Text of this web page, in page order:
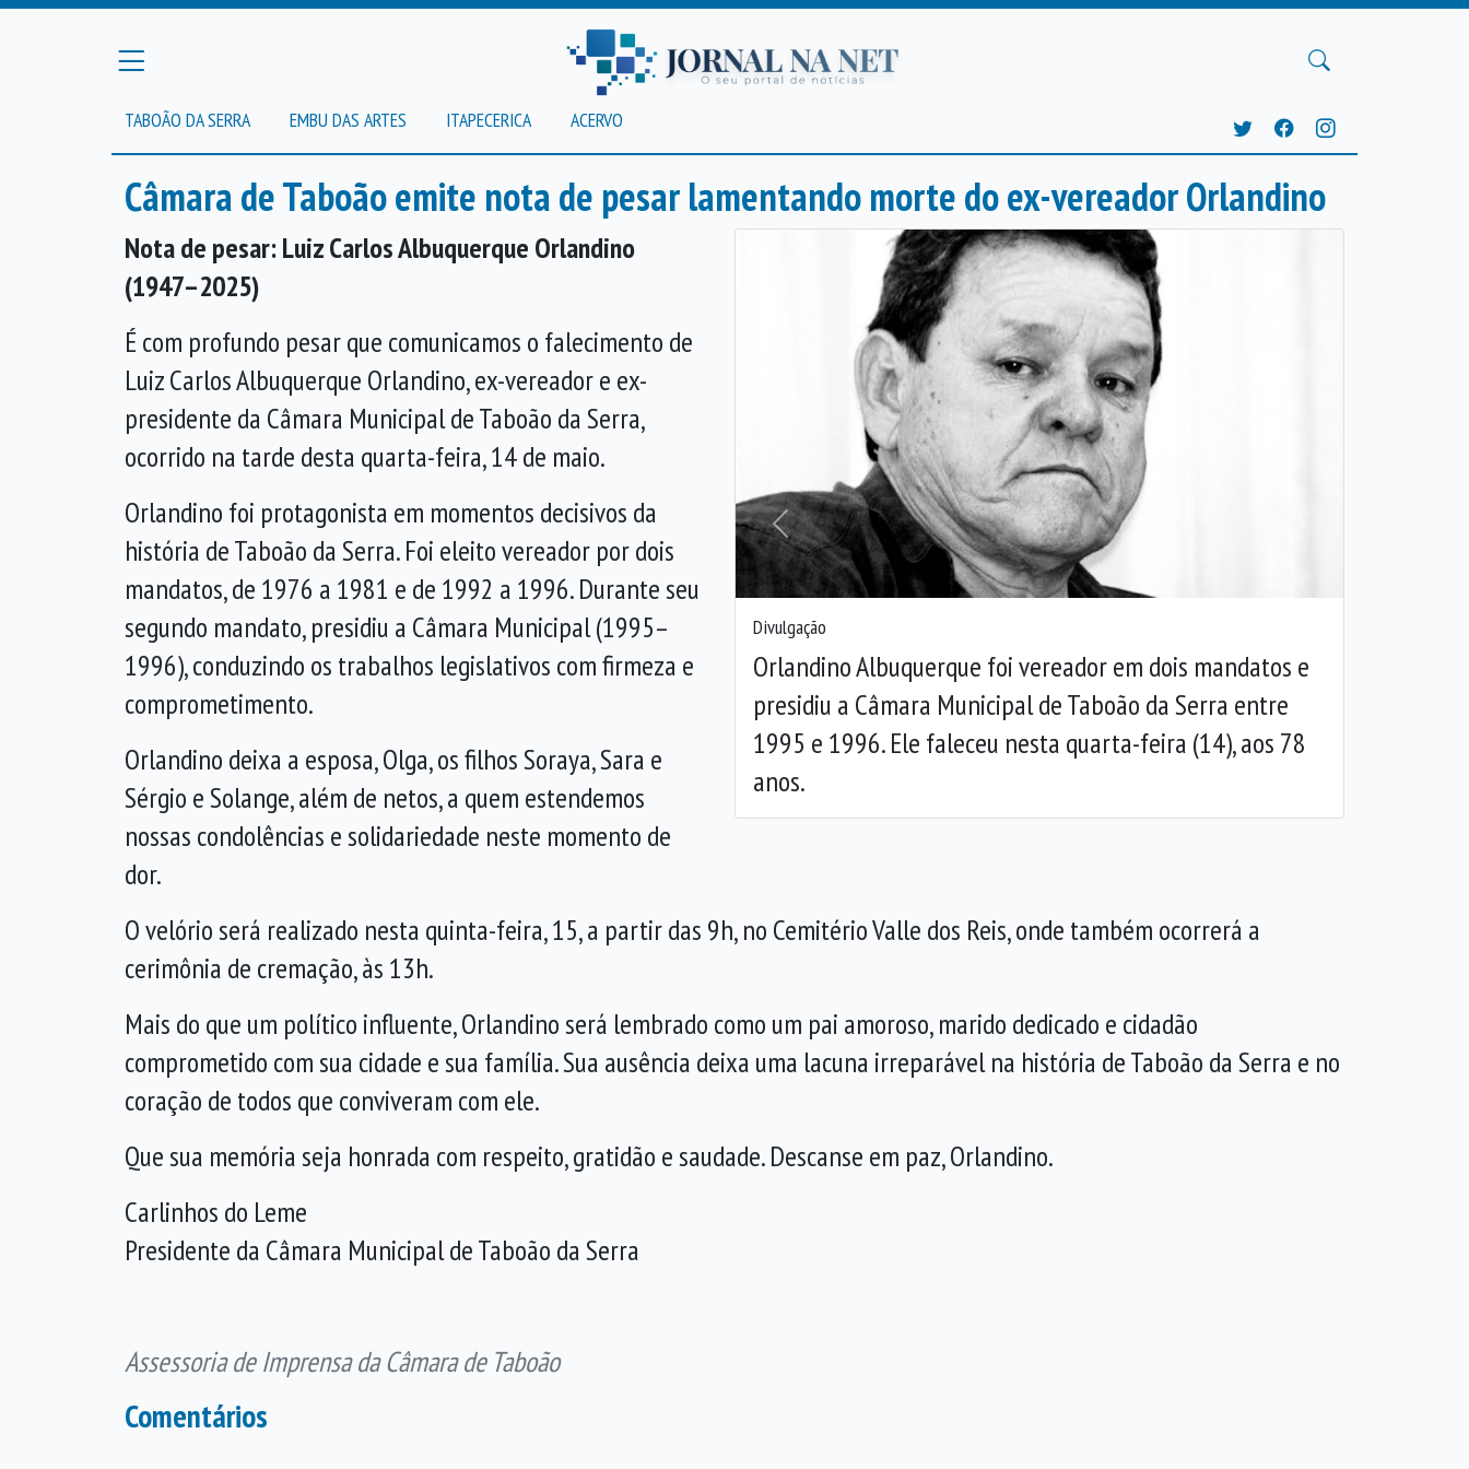
TABOÃO DA SERRA EMBU DAS ARTES ITAPECERICA ACERVO
Câmara de Taboão emite nota de pesar lamentando morte do ex-vereador Orlandino
Divulgação
Orlandino Albuquerque foi vereador em dois mandatos e
presidiu a Câmara Municipal de Taboão da Serra entre
1995 e 1996. Ele faleceu nesta quarta-feira (14), aos 78
anos.
Anterior
Nota de pesar: Luiz Carlos Albuquerque Orlandino
(1947–2025)
É com profundo pesar que comunicamos o falecimento de
Luiz Carlos Albuquerque Orlandino, ex-vereador e ex-
presidente da Câmara Municipal de Taboão da Serra,
ocorrido na tarde desta quarta-feira, 14 de maio.
Orlandino foi protagonista em momentos decisivos da
história de Taboão da Serra. Foi eleito vereador por dois
mandatos, de 1976 a 1981 e de 1992 a 1996. Durante seu
segundo mandato, presidiu a Câmara Municipal (1995–
1996), conduzindo os trabalhos legislativos com firmeza e
comprometimento.
Orlandino deixa a esposa, Olga, os filhos Soraya, Sara e
Sérgio e Solange, além de netos, a quem estendemos
nossas condolências e solidariedade neste momento de
dor.
O velório será realizado nesta quinta-feira, 15, a partir das 9h, no Cemitério Valle dos Reis, onde também ocorrerá a
cerimônia de cremação, às 13h.
Mais do que um político influente, Orlandino será lembrado como um pai amoroso, marido dedicado e cidadão
comprometido com sua cidade e sua família. Sua ausência deixa uma lacuna irreparável na história de Taboão da Serra e no
coração de todos que conviveram com ele.
Que sua memória seja honrada com respeito, gratidão e saudade. Descanse em paz, Orlandino.
Carlinhos do Leme
Presidente da Câmara Municipal de Taboão da Serra
Assessoria de Imprensa da Câmara de Taboão
Comentários